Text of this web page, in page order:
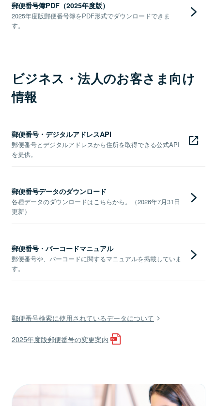
郵便番号簿PDF（2025年度版）
2025年度版郵便番号簿をPDF形式でダウンロードできま
す。
ビジネス・法人のお客さま向け
情報
郵便番号・デジタルアドレスAPI
郵便番号とデジタルアドレスから住所を取得できる公式API
を提供。
郵便番号データのダウンロード
各種データのダウンロードはこちらから。（2026年7月31日
更新）
郵便番号・バーコードマニュアル
郵便番号や、バーコードに関するマニュアルを掲載していま
す。
郵便番号検索に使用されているデータについて
2025年度版郵便番号の変更案内